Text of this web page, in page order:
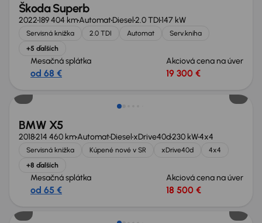
Škoda Superb
2022189 404 kmAutomatDiesel2.0 TDI147 kW
Servisná knižka 2.0 TDI Automat
Serv.kniha
+5 ďalších
Mesačná splátka
od 68 €
Akciová cena na úver
19 300 €
Zlacnené o 1 000 €
BMW X5
2018214 460 kmAutomatDiesel xDrive40d230 kW4x4
Servisná knižka Kúpené nové v SR xDrive40d
4x4
+8 ďalších
Mesačná splátka
od 65 €
Akciová cena na úver
18 500 €